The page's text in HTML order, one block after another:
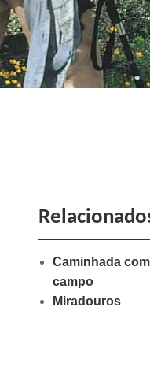
Caminhada
campo
Miradouros